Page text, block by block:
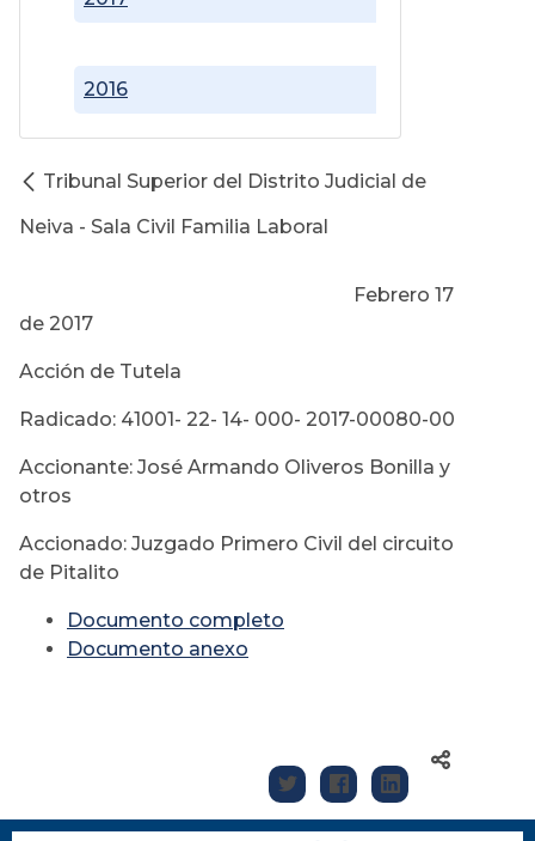
2016
Tribunal Superior del Distrito Judicial de
Neiva - Sala Civil Familia Laboral
Febrero 17
de 2017
Acción de Tutela
Radicado: 41001- 22- 14- 000- 2017-00080-00
Accionante: José Armando Oliveros Bonilla y
otros
Accionado: Juzgado Primero Civil del circuito
de Pitalito
Documento completo
Documento anexo